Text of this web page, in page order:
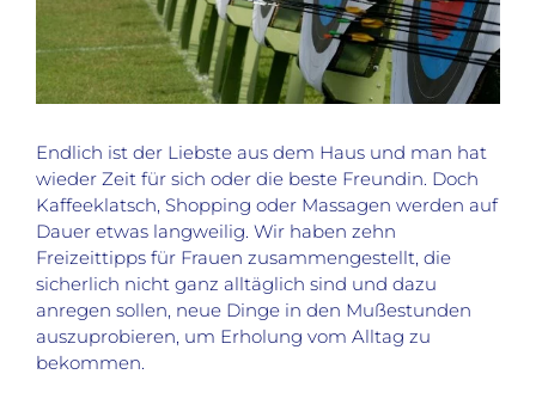
Endlich ist der Liebste aus dem Haus und man hat
wieder Zeit für sich oder die beste Freundin. Doch
Kaffeeklatsch, Shopping oder Massagen werden auf
Dauer etwas langweilig. Wir haben zehn
Freizeittipps für Frauen zusammengestellt, die
sicherlich nicht ganz alltäglich sind und dazu
anregen sollen, neue Dinge in den Mußestunden
auszuprobieren, um Erholung vom Alltag zu
bekommen.